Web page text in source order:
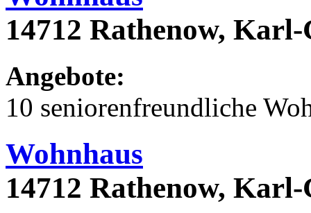
14712 Rathenow,
Angebote:
10 seniorenfreundliche
Wohnhaus
14712 Rathenow,